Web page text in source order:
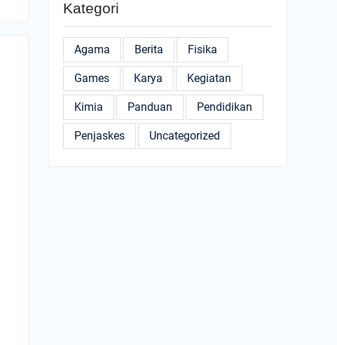
Kategori
Agama Berita Fisika
Games Karya Kegiatan
Kimia Panduan Pendidikan
Penjaskes Uncategorized